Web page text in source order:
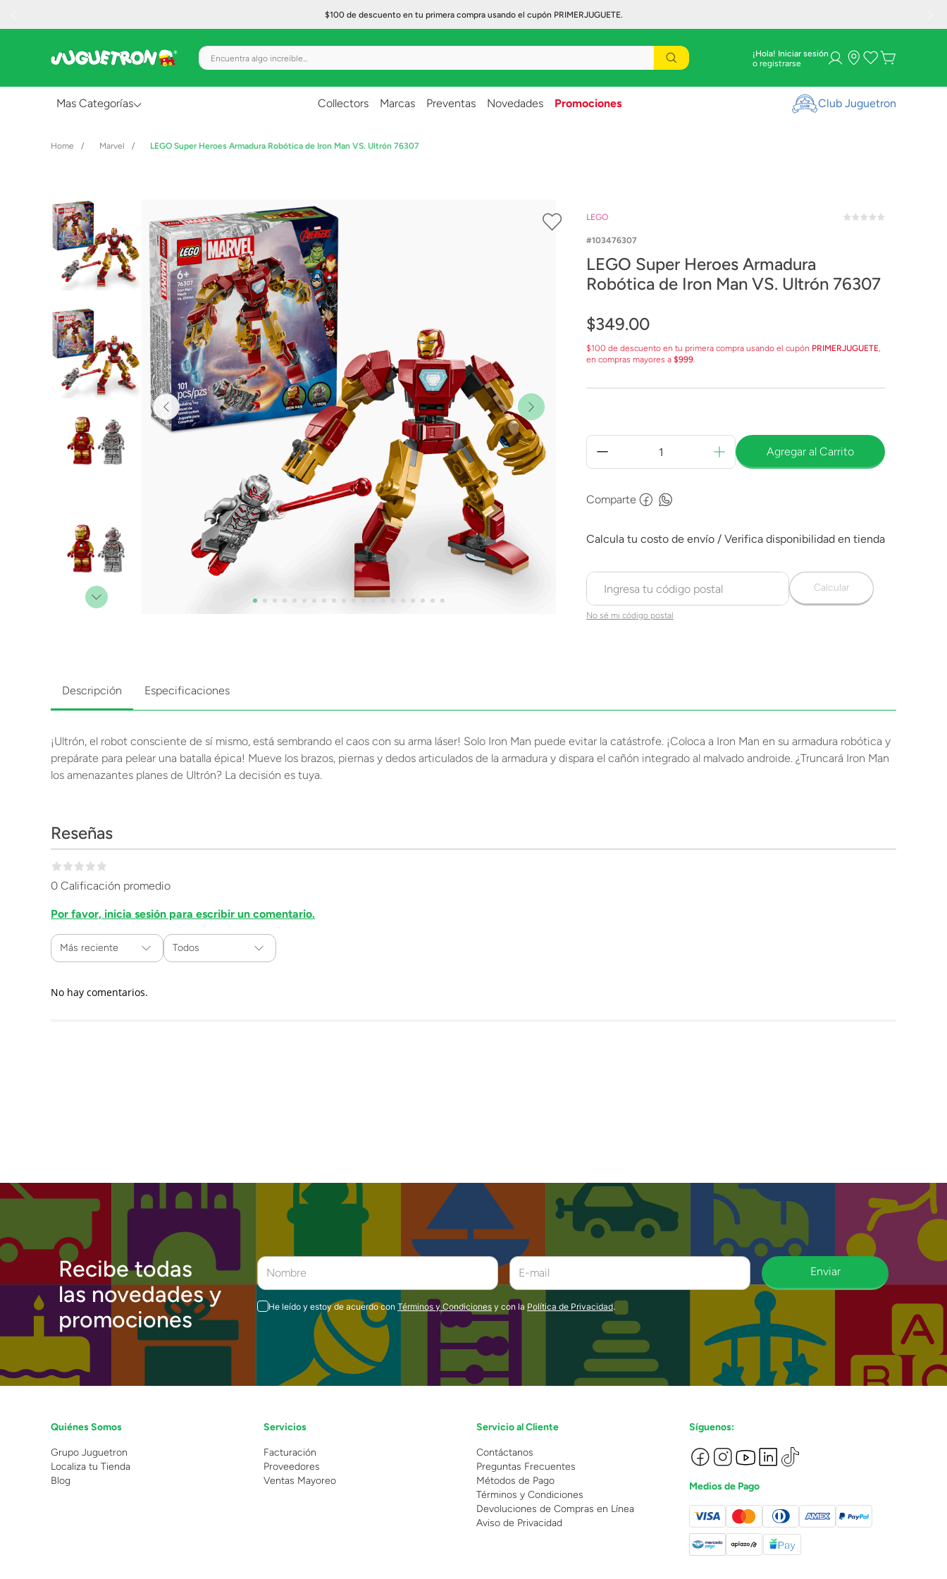
$100 de descuento en tu primera compra usando el cupón PRIMERJUGUETE.
Encuentra algo increíble... ¡Hola! Iniciar sesión
Mas Categorías
Creatividad y Arte
Figuras de Acción
Gadgets y Electrónicos
Juegos de Mesa
Lanzadores
Muñecas
Construcción
Peluches
Vehículos y Pistas
Collectors Marcas Preventas Novedades Promociones Club Juguetron
Marvel LEGO Super Heroes Armadura Robótica de Iron Man VS. Ultrón 76307
LEGO
103476307
LEGO Super Heroes Armadura
Robótica de Iron Man VS. Ultrón 76307
$349.00
$100 de descuento en tu primera compra usando el cupón PRIMERJUGUETE,
en compras mayores a $999.
Agregar al Carrito
Comparte
No sé mi código postal
Calcular
Descripción Especificaciones
¡Ultrón, el robot consciente de sí mismo, está sembrando el caos con su arma láser! Solo Iron Man puede evitar la catástrofe. ¡Coloca a Iron Man en su armadura robótica y
prepárate para pelear una batalla épica! Mueve los brazos, piernas y dedos articulados de la armadura y dispara el cañón integrado al malvado androide. ¿Truncará Iron Man
los amenazantes planes de Ultrón? La decisión es tuya.
Reseñas
0 Calificación promedio
Por favor, inicia sesión para escribir un comentario.
Más reciente Todos
No hay comentarios.
Recibe todas
las novedades y
promociones
Enviar
He leído y estoy de acuerdo con Términos y Condiciones y con la Política de Privacidad.
Quiénes Somos
Grupo Juguetron
Localiza tu Tienda
Blog
Servicios
Facturación
Proveedores
Ventas Mayoreo
Servicio al Cliente
Contáctanos
Preguntas Frecuentes
Métodos de Pago
Términos y Condiciones
Devoluciones de Compras en Línea
Aviso de Privacidad
Síguenos:
Medios de Pago